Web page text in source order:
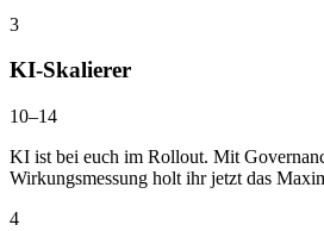
3
KI-Skalierer
10–14
KI ist bei euch im Rollout. Mit
Wirkungsmessung holt ihr jetzt das
4